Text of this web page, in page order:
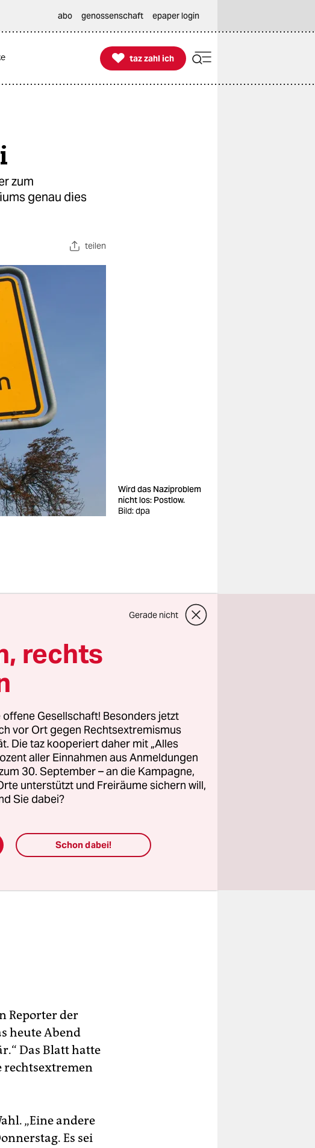
abo genossenschaft epaper login

taz zahl ich
taz zahl ich
zum
genau dies
teilen
Wird das Naziproblem
nicht los: Postlow.
Bild: dpa
aus
in Postlow
und
bestätigt.
der
Ob
eingestuften
Reporter der
heute Abend
Das Blatt hatte
rechtsextremen
„Eine andere
Es sei
Gerade nicht
rechts
Gesellschaft! Besonders jetzt
vor Ort gegen Rechtsextremismus
Die taz kooperiert daher mit „Alles
aller Einnahmen aus Anmeldungen
30. September – an die Kampagne,
unterstützt und Freiräume sichern will,
Sie dabei?
Schon dabei!